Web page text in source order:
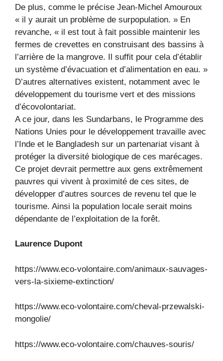
De plus, comme le précise Jean-Michel Amouroux
« il y aurait un problème de surpopulation. » En
revanche, « il est tout à fait possible maintenir les
fermes de crevettes en construisant des bassins à
l’arrière de la mangrove. Il suffit pour cela d’établir
un système d’évacuation et d’alimentation en eau. »
D’autres alternatives existent, notamment avec le
développement du tourisme vert et des missions
d’écovolontariat.
A ce jour, dans les Sundarbans, le Programme des
Nations Unies pour le développement travaille avec
l’Inde et le Bangladesh sur un partenariat visant à
protéger la diversité biologique de ces marécages.
Ce projet devrait permettre aux gens extrêmement
pauvres qui vivent à proximité de ces sites, de
développer d’autres sources de revenu tel que le
tourisme. Ainsi la population locale serait moins
dépendante de l’exploitation de la forêt.
Laurence Dupont
https://www.eco-volontaire.com/animaux-sauvages-
vers-la-sixieme-extinction/
https://www.eco-volontaire.com/cheval-przewalski-
mongolie/
https://www.eco-volontaire.com/chauves-souris/